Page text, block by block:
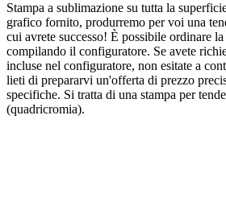
Stampa a sublimazione su tutta la
grafico fornito, produrremo per voi una
cui avrete successo! È possibile ordinare
compilando il configuratore. Se avete
incluse nel configuratore, non esitate a
lieti di prepararvi un'offerta di prezzo
specifiche. Si tratta di una stampa per
(quadricromia).